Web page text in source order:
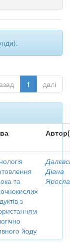
1 далі
та
з
йоду
Діана